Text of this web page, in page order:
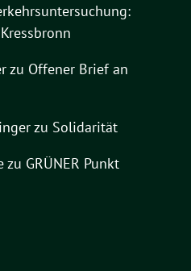
zu Offener Brief an
zu Solidarität
zu GRÜNER Punkt